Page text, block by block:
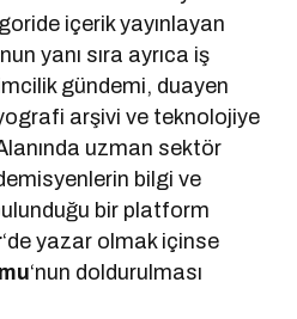
içerik yayınlayan
yanı sıra ayrıca iş
gündemi, duayen
arşivi ve teknolojiye
uzman sektör
bilgi ve
bir platform
‘de yazar olmak içinse
‘nun doldurulması